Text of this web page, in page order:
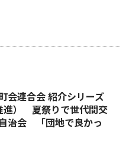
会連合会 紹介シリーズ
進） 夏祭りで世代間交
治会 「団地で良かっ